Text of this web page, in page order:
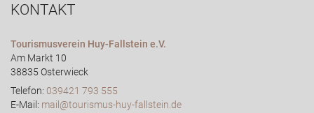
KONTAKT
Tourismusverein Huy-Fallstein e.V.
Am Markt 10
38835 Osterwieck
Telefon: 039421 793 555
E-Mail: mail@tourismus-huy-fallstein.de